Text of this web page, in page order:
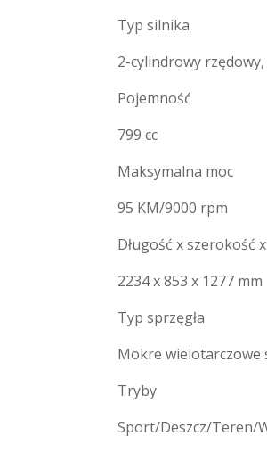
Typ silnika
2-cylindrowy rzędowy,
Pojemność
799 cc
Maksymalna moc
95 KM/9000 rpm
Długość x szerokość
2234 x 853 x 1277 mm
Typ sprzęgła
Mokre wielotarczowe
Tryby
Sport/Deszcz/Teren/